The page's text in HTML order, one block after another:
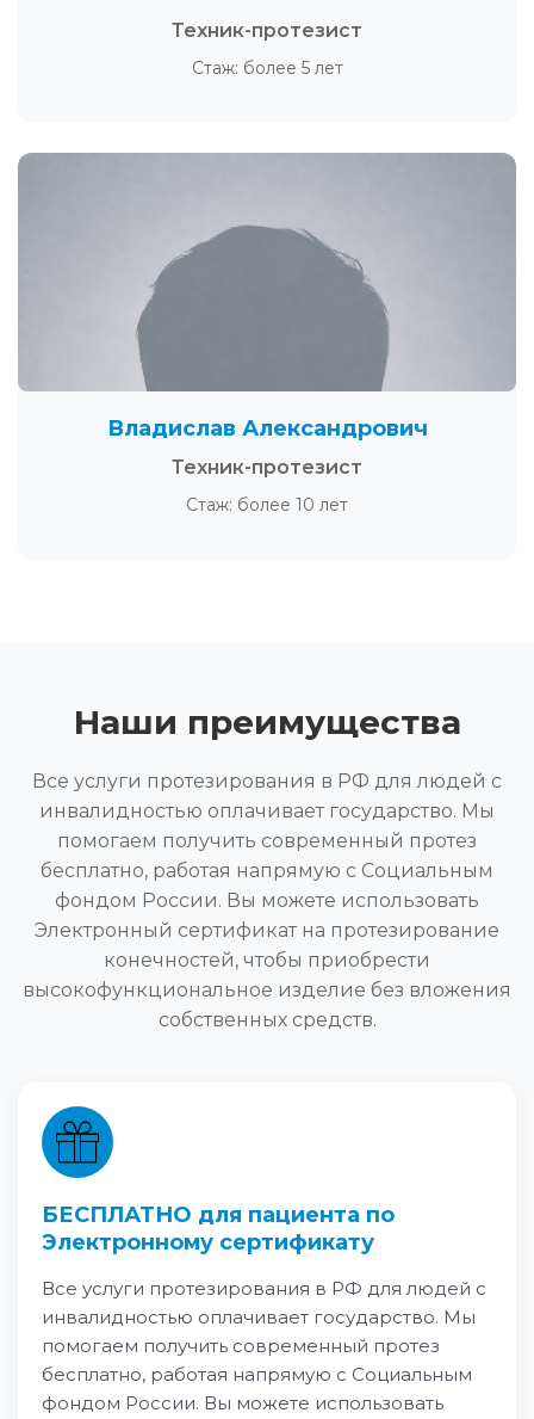
Техник-протезист
Стаж: более 5 лет
Владислав Александрович
Техник-протезист
Стаж: более 10 лет
Наши преимущества
Все услуги протезирования в РФ для людей с
инвалидностью оплачивает государство. Мы
помогаем получить современный протез
бесплатно, работая напрямую с Социальным
фондом России. Вы можете использовать
Электронный сертификат на протезирование
конечностей, чтобы приобрести
высокофункциональное изделие без вложения
собственных средств.
БЕСПЛАТНО для пациента по
Электронному сертификату
Все услуги протезирования в РФ для людей с
инвалидностью оплачивает государство. Мы
помогаем получить современный протез
бесплатно, работая напрямую с Социальным
фондом России. Вы можете использовать